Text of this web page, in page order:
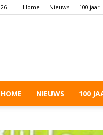
Home Nieuws 100 jaar
HOME NIEUWS 100